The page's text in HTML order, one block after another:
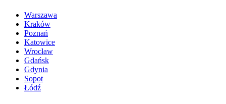
Warszawa
Kraków
Poznań
Katowice
Wrocław
Gdańsk
Gdynia
Sopot
Łódź